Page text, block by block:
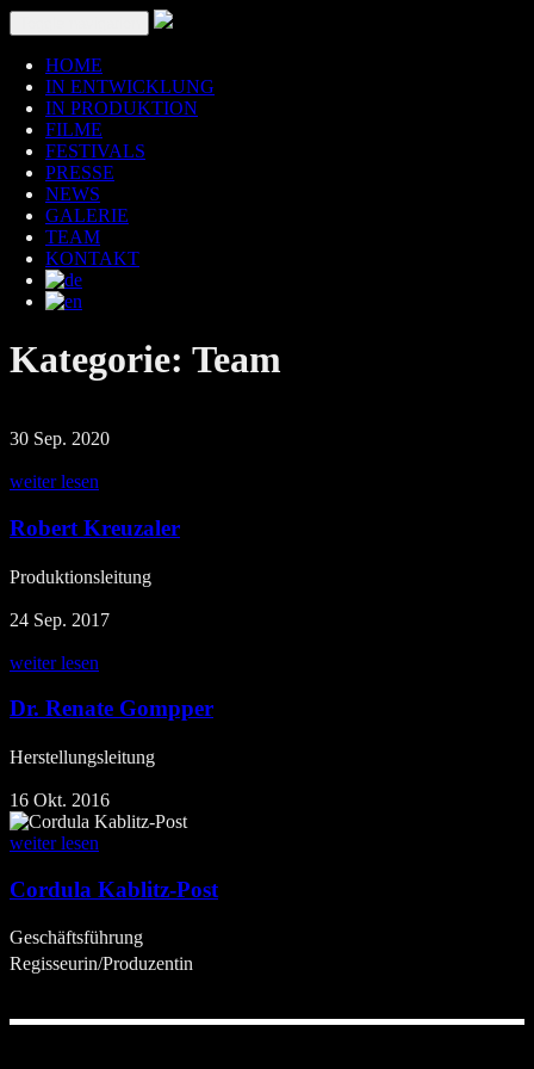
HOME
IN ENTWICKLUNG
IN PRODUKTION
FILME
FESTIVALS
PRESSE
NEWS
GALERIE
TEAM
KONTAKT
Kategorie: Team
30 Sep. 2020
weiter lesen
Robert Kreuzaler
Produktionsleitung
24 Sep. 2017
weiter lesen
Dr. Renate Gompper
Herstellungsleitung
16 Okt. 2016
weiter lesen
Cordula Kablitz-Post
Geschäftsführung
Regisseurin/Produzentin